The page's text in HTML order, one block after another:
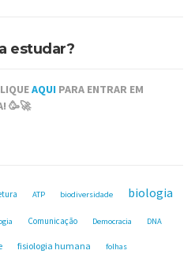
estudar?
AQUI PARA ENTRAR EM
🥳🚀
ATP biodiversidade biologia
Comunicação Democracia DNA
fisiologia humana folhas